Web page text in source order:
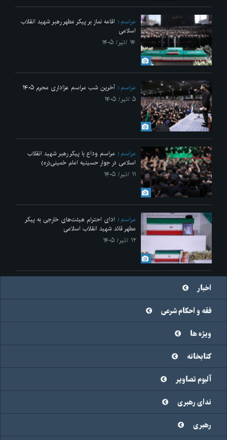
مراسم
اقامه نماز بر پیکر مطهر رهبر شهید انقلاب
اسلامی
۱۴ /تیر/ ۱۴۰۵
مراسم
آخرین شب مراسم عزاداری محرم ۱۴۰۵
۵ /تیر/ ۱۴۰۵
مراسم
مراسم وداع با پیکر رهبر شهید انقلاب
اسلامی در جوار حسینیه امام خمینی(ره)
۱۱ /تیر/ ۱۴۰۵
مراسم
ادای احترام هیئت‌های خارجی به پیکر
مطهر قائد شهید انقلاب اسلامی
۱۲ /تیر/ ۱۴۰۵
اخبار
فقه و احکام شرعی
ویژه ها
کتابخانه
آلبوم تصاویر
ندای رهبری
رهبری